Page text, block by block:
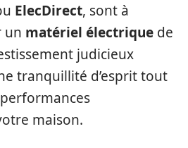
ElecDirect, sont à
un matériel électrique de
judicieux
tranquillité d’esprit tout
maison.